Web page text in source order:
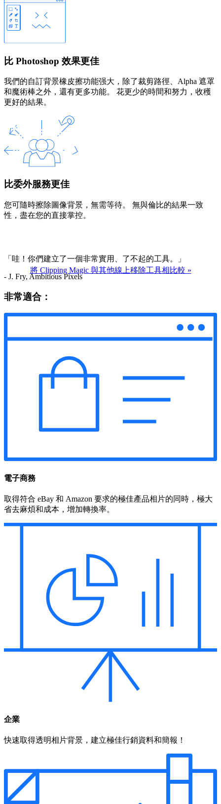
比 Photoshop 效果更佳
我們的自訂背景橡皮擦功能强大，除了裁剪路徑、Alpha 遮罩
和魔術棒之外，還有更多功能。 花更少的時間和努力，收穫
更好的結果。
比委外服務更佳
您可隨時擦除圖像背景，無需等待。 無與倫比的結果一致
性，盡在您的直接掌控。
將 Clipping Magic 與其他線上移除工具相比較 »
「哇！你們建立了一個非常實用、了不起的工具。」
- J. Fry, Ambitious Pixels
非常適合：
電子商務
取得符合 eBay 和 Amazon 要求的極佳產品相片的同時，極大
省去麻煩和成本，增加轉換率。
企業
快速取得透明相片背景，建立極佳行銷資料和簡報！